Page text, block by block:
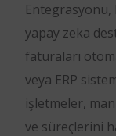
Entegrasyonu,
yapay zeka
faturaları
veya ERP
işletmeler,
ve süreçlerini